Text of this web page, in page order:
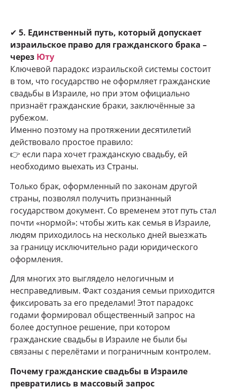
✔ 5. Единственный путь, который допускает
израильское право для гражданского брака –
через Юту
Ключевой парадокс израильской системы состоит
в том, что государство не оформляет гражданские
свадьбы в Израиле, но при этом официально
признаёт гражданские браки, заключённые за
рубежом.
Именно поэтому на протяжении десятилетий
действовало простое правило:
👉 если пара хочет гражданскую свадьбу, ей
необходимо выехать из Страны.
Только брак, оформленный по законам другой
страны, позволял получить признанный
государством документ. Со временем этот путь стал
почти «нормой»: чтобы жить как семья в Израиле,
людям приходилось на несколько дней выезжать
за границу исключительно ради юридического
оформления.
Для многих это выглядело нелогичным и
несправедливым. Факт создания семьи приходится
фиксировать за его пределами! Этот парадокс
годами формировал общественный запрос на
более доступное решение, при котором
гражданские свадьбы в Израиле не были бы
связаны с перелётами и пограничным контролем.
Почему гражданские свадьбы в Израиле
превратились в массовый запрос